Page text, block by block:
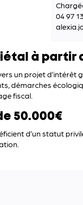
04 97
à partir
un projet d’intérêt
démarches
fiscal.
50.000€
d’un statut